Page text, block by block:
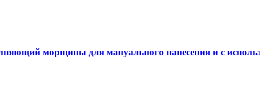
морщины для мануального нанесения и с